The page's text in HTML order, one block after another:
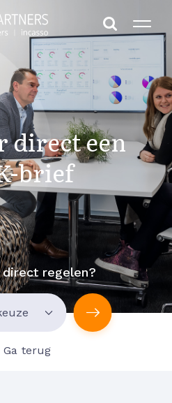
direct een
brief
regelen?
Ga terug